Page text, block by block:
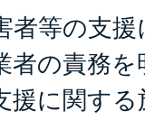
者等の支
者の責務
援に関す